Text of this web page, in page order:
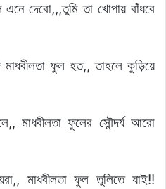
দেবো,,,তুমি তা খোপায় বাঁধবে
ফুল হত,, তাহলে কুড়িয়ে
মাধবীলতা ফুলের সৌন্দর্য আরো
মাধবীলতা ফুল তুলিতে যাই!!